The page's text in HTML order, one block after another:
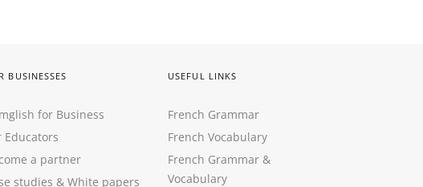
BUSINESSES
for Business
Educators
a partner
studies & White papers
USEFUL LINKS
French Grammar
French Vocabulary
French Grammar &
Vocabulary